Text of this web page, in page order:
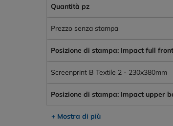
Quantità pz
Prezzo senza stampa
Posizione di stampa: Impact full front
Screenprint B Textile 2 - 230x380mm
Posizione di stampa: Impact upper
+ Mostra di più